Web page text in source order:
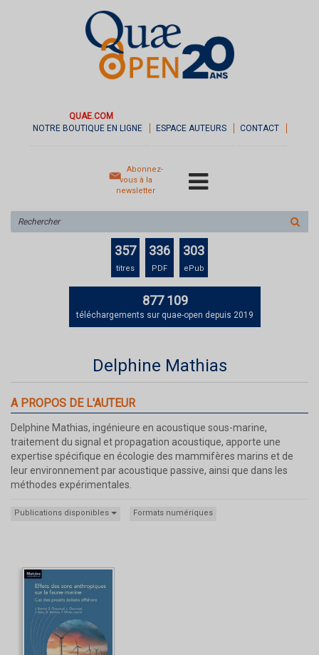
QUAE.COM
NOTRE BOUTIQUE EN LIGNE
ESPACE AUTEURS CONTACT
Abonnez-
vous à la
newsletter
sur
le
357
titres
336
PDF
303
ePub
877 109
téléchargements sur quae-open depuis 2019
Delphine Mathias
A PROPOS DE L'AUTEUR
Delphine Mathias, ingénieure en acoustique sous-marine,
traitement du signal et propagation acoustique, apporte une
expertise spécifique en écologie des mammifères marins et de
leur environnement par acoustique passive, ainsi que dans les
méthodes expérimentales.
Publications disponibles Formats numériques